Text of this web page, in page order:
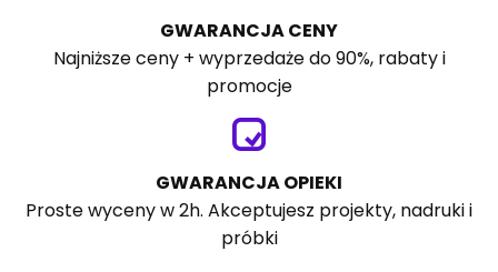
GWARANCJA CENY
Najniższe ceny + wyprzedaże do 90%, rabaty i
promocje
GWARANCJA OPIEKI
Proste wyceny w 2h. Akceptujesz projekty, nadruki i
próbki